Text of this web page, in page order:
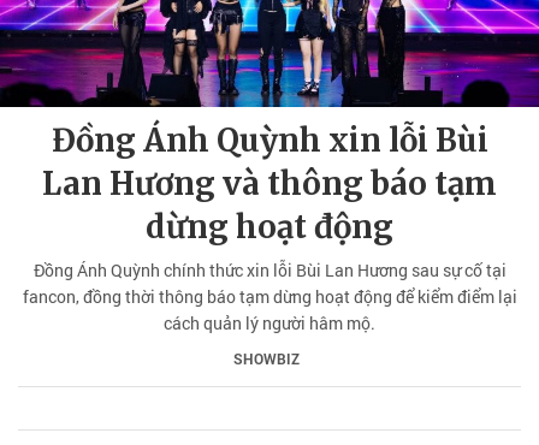
Đồng Ánh Quỳnh xin lỗi Bùi
Lan Hương và thông báo tạm
dừng hoạt động
Đồng Ánh Quỳnh chính thức xin lỗi Bùi Lan Hương sau sự cố tại
fancon, đồng thời thông báo tạm dừng hoạt động để kiểm điểm lại
cách quản lý người hâm mộ.
SHOWBIZ